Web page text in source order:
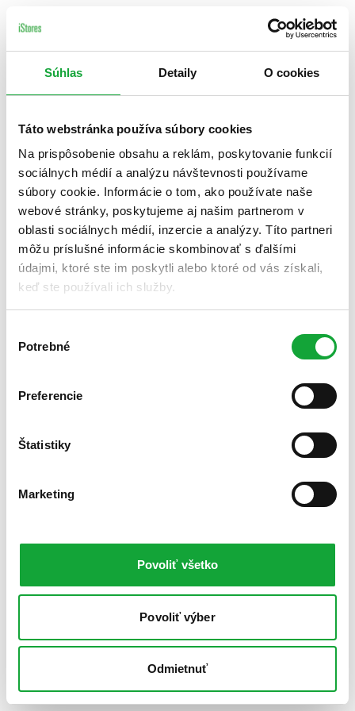
Súhlas Detaily O cookies
Táto webstránka používa súbory cookies
Na prispôsobenie obsahu a reklám, poskytovanie funkcií
sociálnych médií a analýzu návštevnosti používame
súbory cookie. Informácie o tom, ako používate naše
webové stránky, poskytujeme aj našim partnerom v
oblasti sociálnych médií, inzercie a analýzy. Títo partneri
môžu príslušné informácie skombinovať s ďalšími
údajmi, ktoré ste im poskytli alebo ktoré od vás získali,
keď ste používali ich služby.
súhlasu
Potrebné
Preferencie
Štatistiky
Marketing
Povoliť všetko
Povoliť výber
Odmietnuť